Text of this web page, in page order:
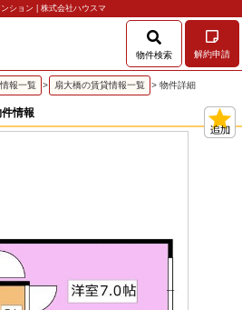
ション | 株式会社ハウスマ
物件検索 解約申請
報一覧 > 扇大橋の賃貸情報一覧 > 物件詳細
情報